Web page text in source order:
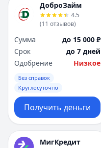
ДоброЗайм
4.5
(11 отзывов)
Сумма
до 15 000 ₽
Срок
до 7 дней
Одобрение
Низкое
Без справок
Круглосуточно
Получить деньги
МигКредит